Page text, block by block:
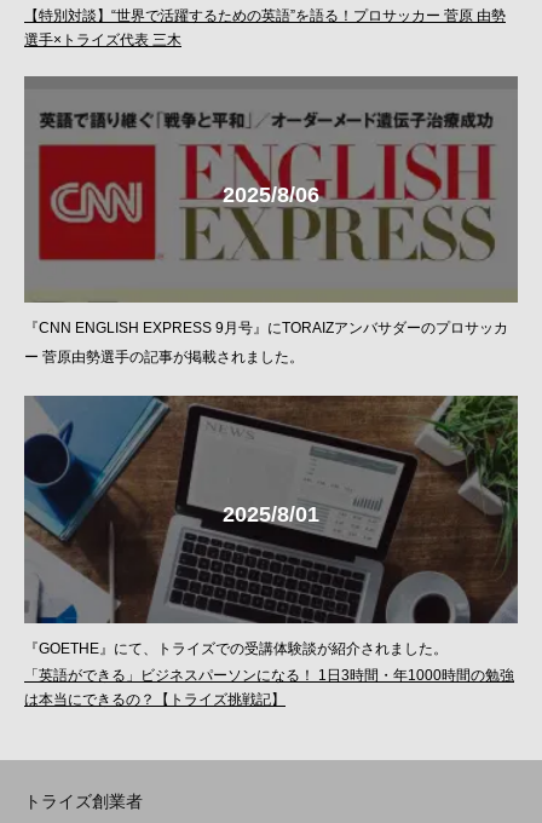
【特別対談】“世界で活躍するための英語”を語る！プロサッカー 菅原 由勢
選手×トライズ代表 三木
2025/8/06
『CNN ENGLISH EXPRESS 9月号』にTORAIZアンバサダーのプロサッカ
ー 菅原由勢選手の記事が掲載されました。
2025/8/01
『GOETHE』にて、トライズでの受講体験談が紹介されました。
「英語ができる」ビジネスパーソンになる！ 1日3時間・年1000時間の勉強
は本当にできるの？【トライズ挑戦記】
トライズ創業者